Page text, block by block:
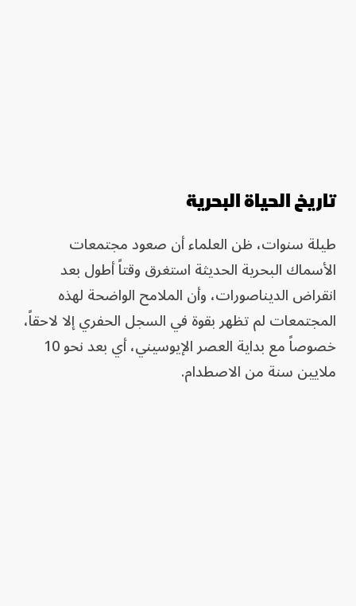
تاريخ الحياة البحرية
طيلة سنوات، ظن العلماء أن صعود مجتمعات
الأسماك البحرية الحديثة استغرق وقتاً أطول بعد
انقراض الديناصورات، وأن الملامح الواضحة لهذه
المجتمعات لم تظهر بقوة في السجل الحفري إلا لاحقاً،
خصوصاً مع بداية العصر الإيوسيني، أي بعد نحو 10
ملايين سنة من الاصطدام.